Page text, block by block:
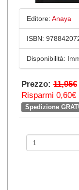
Editore: Anaya
ISBN:
Disponibilità:
Prezzo: 11,95€
Risparmi 0,60€
Spedizione